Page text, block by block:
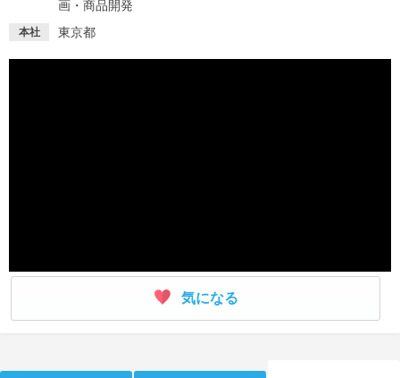
就活支援
画・商品開発
本社 東京都
気になる